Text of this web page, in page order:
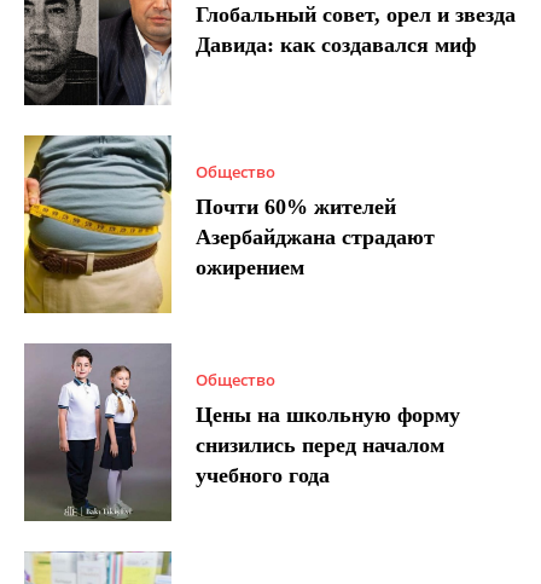
Глобальный совет, орел и звезда
Давида: как создавался миф
Общество
Почти 60% жителей
Азербайджана страдают
ожирением
Общество
Цены на школьную форму
снизились перед началом
учебного года